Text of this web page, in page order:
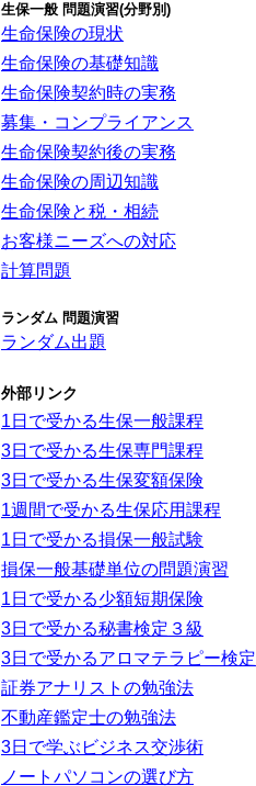
生保一般 問題演習(分野別)
生命保険の現状
生命保険の基礎知識
生命保険契約時の実務
募集・コンプライアンス
生命保険契約後の実務
生命保険の周辺知識
生命保険と税・相続
お客様ニーズへの対応
計算問題
ランダム 問題演習
ランダム出題
外部リンク
1日で受かる生保一般課程
3日で受かる生保専門課程
3日で受かる生保変額保険
1週間で受かる生保応用課程
1日で受かる損保一般試験
損保一般基礎単位の問題演習
1日で受かる少額短期保険
3日で受かる秘書検定３級
3日で受かるアロマテラピー検定
証券アナリストの勉強法
不動産鑑定士の勉強法
3日で学ぶビジネス交渉術
ノートパソコンの選び方